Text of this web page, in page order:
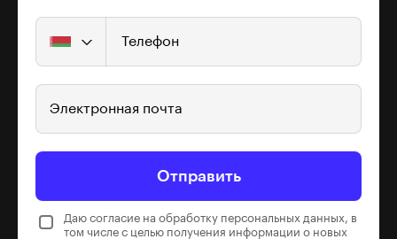
Телефон
Электронная почта
Отправить
Даю согласие на обработку персональных данных, в
том числе с целью получения информации о новых